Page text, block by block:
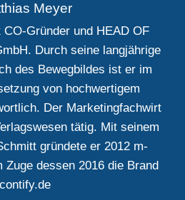
Meyer
Gründer und HEAD OF
Durch seine langjährige
des Bewegbildes ist er im
von hochwertigem
Der Marketingfachwirt
tätig. Mit seinem
gründete er 2012 m-
Zuge dessen 2016 die Brand
contify.de